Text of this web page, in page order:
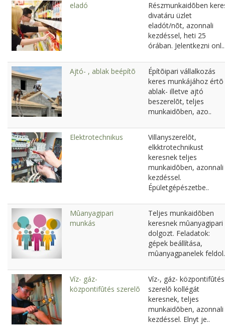
eladó
Részmunkaidõben
divatáru üzlet
eladót/nõt, azonnali
kezdéssel, heti 25
órában. Jelentkezni onl..
Ajtó- , ablak beépítõ
Építõipari vállalkozás
keres munkájához értõ
ablak- illetve ajtó
beszerelõt, teljes
munkaidõben, azo..
Elektrotechnikus
Villanyszerelõt,
elkktrotechnikust
keresnek teljes
munkaidõben, azonnali
kezdéssel.
Épületgépészetbe..
Mûanyagipari
munkás
Teljes munkaidõben
keresnek mûanyagipari
dolgozt. Feladatok:
gépek beállítása,
mûanyagpanelek
Víz- gáz-
központifûtés szerelõ
Víz-, gáz- központifûtés
szerelõ kollégát
keresnek, teljes
munkaidõben, azonnali
kezdéssel. Elnyt je..